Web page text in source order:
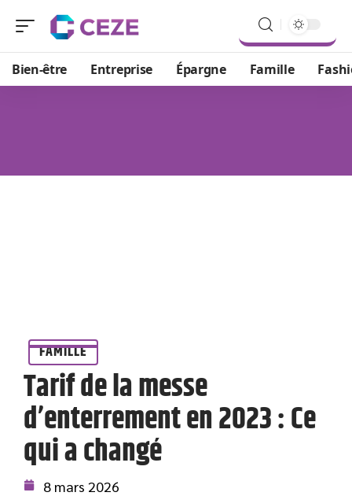
Bien-être Entreprise Épargne Famille
FAMILLE
Tarif de la messe
d’enterrement en 2023 : Ce
qui a changé
8 mars 2026